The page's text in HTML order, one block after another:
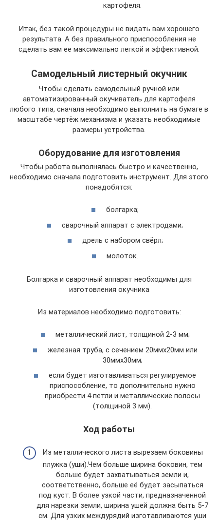
картофеля.
Итак, без такой процедуры не видать вам хорошего
результата. А без правильного приспособления не
сделать вам ее максимально легкой и эффективной.
Самодельный листерный окучник
Чтобы сделать самодельный ручной или
автоматизированный окучиватель для картофеля
любого типа, сначала необходимо выполнить на бумаге в
масштабе чертёж механизма и указать необходимые
размеры устройства.
Оборудование для изготовления
Чтобы работа выполнялась быстро и качественно,
необходимо сначала подготовить инструмент. Для этого
понадобятся:
болгарка;
сварочный аппарат с электродами;
дрель с набором свёрл;
молоток.
Болгарка и сварочный аппарат необходимы для
изготовления окучника
Из материалов необходимо подготовить:
металлический лист, толщиной 2-3 мм;
железная труба, с сечением 20ммх20мм или
30ммх30мм;
если будет изготавливаться регулируемое
приспособление, то дополнительно нужно
приобрести 4 петли и металлические полосы
(толщиной 3 мм).
Ход работы
Из металлического листа вырезаем боковины
плужка (уши).Чем больше ширина боковин, тем
больше будет захватываться земли и,
соответственно, больше её будет засыпаться
под куст. В более узкой части, предназначенной
для нарезки земли, ширина ушей должна быть 5-7
см. Для узких междурядий изготавливаются уши